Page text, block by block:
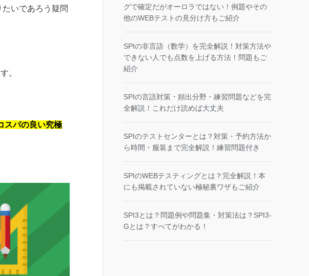
いであろう疑問
。
スパの良い究極
グで確定だがオーロラではない！例題やその
他のWEBテストの見分け方もご紹介
SPIの非言語（数学）を完全解説！対策方法や
できない人でも点数を上げる方法！問題もご
紹介
SPIの言語対策・頻出分野・練習問題などを完
全解説！これだけ読めば大丈夫
SPIのテストセンターとは？対策・予約方法か
ら時間・服装まで完全解説！練習問題付き
SPIのWEBテスティングとは？完全解説！本
にも掲載されていない極秘裏ワザもご紹介
SPI3とは？問題例や問題集・対策法は？SPI3-
Gとは？すべてがわかる！